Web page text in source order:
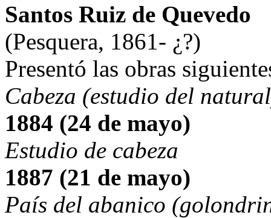
Santos Ruiz de Quevedo
(Pesquera, 1861- ¿?)
Presentó las obras
Cabeza (estudio del
1884 (24 de mayo)
Estudio de cabeza
1887 (21 de mayo)
País del abanico